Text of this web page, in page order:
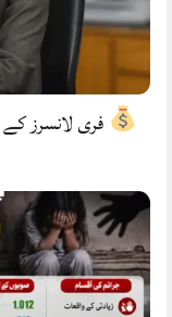
فری لانسرز